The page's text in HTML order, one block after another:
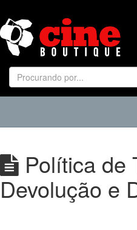
Política de
Devolução e